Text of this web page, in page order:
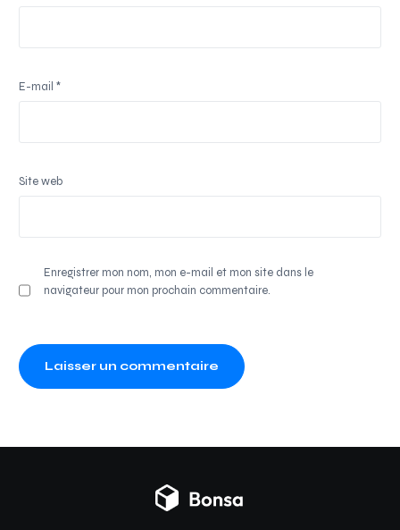
E-mail*
Site web
Enregistrer mon nom, mon e-mail et mon site dans le
navigateur pour mon prochain commentaire.